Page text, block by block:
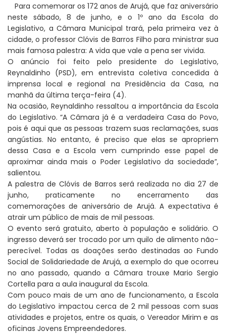
Para comemorar os 172 anos de Arujá, que faz aniversário
neste sábado, 8 de junho, e o 1º ano da Escola do
Legislativo, a Câmara Municipal trará, pela primeira vez à
cidade, o professor Clóvis de Barros Filho para ministrar sua
mais famosa palestra: A vida que vale a pena ser vivida.
O anúncio foi feito pelo presidente do Legislativo,
Reynaldinho (PSD), em entrevista coletiva concedida à
imprensa local e regional na Presidência da Casa, na
manhã da última terça-feira (4).
Na ocasião, Reynaldinho ressaltou a importância da Escola
do Legislativo. “A Câmara já é a verdadeira Casa do Povo,
pois é aqui que as pessoas trazem suas reclamações, suas
angústias. No entanto, é preciso que elas se apropriem
dessa Casa e a Escola vem cumprindo esse papel de
aproximar ainda mais o Poder Legislativo da sociedade”,
salientou.
A palestra de Clóvis de Barros será realizada no dia 27 de
junho, praticamente no encerramento das
comemorações de aniversário de Arujá. A expectativa é
atrair um público de mais de mil pessoas.
O evento será gratuito, aberto à população e solidário. O
ingresso deverá ser trocado por um quilo de alimento não-
perecível. Todas as doações serão destinadas ao Fundo
Social de Solidariedade de Arujá, a exemplo do que ocorreu
no ano passado, quando a Câmara trouxe Mario Sergio
Cortella para a aula inaugural da Escola.
Com pouco mais de um ano de funcionamento, a Escola
do Legislativo impactou cerca de 2 mil pessoas com suas
atividades e projetos, entre os quais, o Vereador Mirim e as
oficinas Jovens Empreendedores.